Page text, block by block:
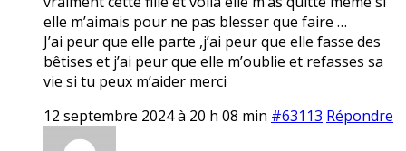
elle m’aimais pour ne pas blesser que faire …
J’ai peur que elle parte ,j’ai peur que elle fasse des
bêtises et j’ai peur que elle m’oublie et refasses sa
vie si tu peux m’aider merci
12 septembre 2024 à 20 h 08 min #63113 Répondre